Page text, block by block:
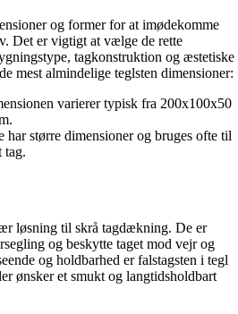
og former for at imødekomme
Det er vigtigt at vælge de rette
tagkonstruktion og æstetiske
mest almindelige teglsten dimensioner:
varierer typisk fra 200x100x50
har større dimensioner og bruges ofte til
tag.
løsning til skrå tagdækning. De er
og beskytte taget mod vejr og
og holdbarhed er falstagsten i tegl
ønsker et smukt og langtidsholdbart